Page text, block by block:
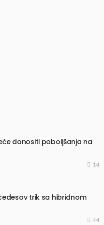
donositi poboljšanja na
14
trik sa hibridnom
44